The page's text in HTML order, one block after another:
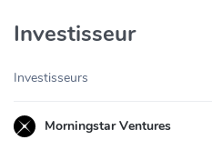
Investisseur
Investisseurs
Morningstar Ventures